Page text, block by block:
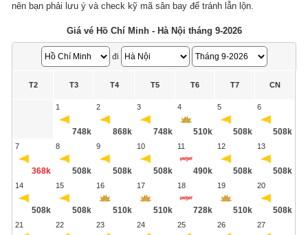
nên bạn phải lưu ý và check kỹ mã sân bay để tránh lẫn lộn.
Giá vé Hồ Chí Minh - Hà Nội tháng 9-2026
đi
T2 T3 T4 T5 T6 T7 CN
1
748k
2
868k
3
748k
4
510k
5
508k
6
508k
7
368k
8
508k
9
508k
10
508k
11
490k
12
508k
13
508k
14
508k
15
508k
16
510k
17
510k
18
728k
19
510k
20
508k
21 22 23 24 25 26 27